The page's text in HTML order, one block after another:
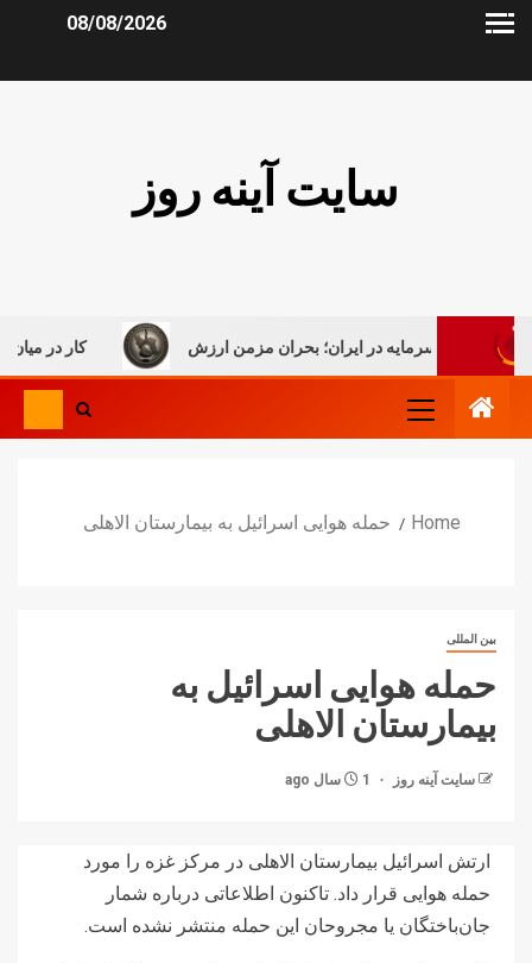
08/08/2026
سایت آینه روز
کار در میان جنگ، روایتی در ایران؛ بحران مزمن ارزش
Home حمله هوایی اسرائیل به بیمارستان الاهلی
بین المللی
حمله هوایی اسرائیل به
بیمارستان الاهلی
سایت آینه‌ روز 1 سال ago
ارتش اسرائیل بیمارستان الاهلی در مرکز غزه را مورد
حمله هوایی قرار داد. تاکنون اطلاعاتی درباره شمار
جان‌باختگان یا مجروحان این حمله منتشر نشده است.